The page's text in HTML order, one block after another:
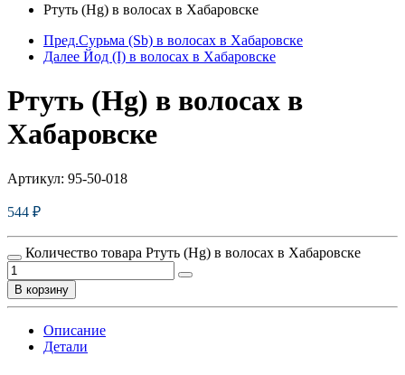
Ртуть (Hg) в волосах в Хабаровске
Пред.Сурьма (Sb) в волосах в Хабаровске
Далее Йод (I) в волосах в Хабаровске
Ртуть (Hg) в волосах в
Хабаровске
Артикул: 95-50-018
544 ₽
Количество товара Ртуть (Hg) в волосах в Хабаровске
В корзину
Описание
Детали